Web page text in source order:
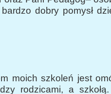
bardzo dobry pomysł
moich szkoleń jest
rodzicami, a